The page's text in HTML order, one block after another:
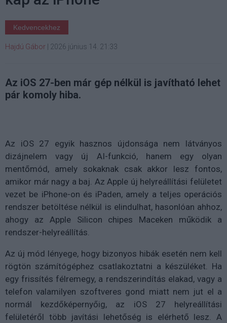
Kedvencekhez
Hajdú Gábor 2026 június 14. 21:33
Az iOS 27-ben már gép nélkül is javítható lehet
pár komoly hiba.
Az iOS 27 egyik hasznos újdonsága nem látványos
dizájnelem vagy új AI-funkció, hanem egy olyan
mentőmód, amely sokaknak csak akkor lesz fontos,
amikor már nagy a baj. Az Apple új helyreállítási felületet
vezet be iPhone-on és iPaden, amely a teljes operációs
rendszer betöltése nélkül is elindulhat, hasonlóan ahhoz,
ahogy az Apple Silicon chipes Maceken működik a
rendszer-helyreállítás.
Az új mód lényege, hogy bizonyos hibák esetén nem kell
rögtön számítógéphez csatlakoztatni a készüléket. Ha
egy frissítés félremegy, a rendszerindítás elakad, vagy a
telefon valamilyen szoftveres gond miatt nem jut el a
normál kezdőképernyőig, az iOS 27 helyreállítási
felületéről több javítási lehetőség is elérhető lesz. A